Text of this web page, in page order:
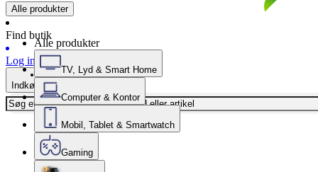
Alle produkter
Find butik
Log ind
Indkøbskurv
Alle produkter
TV, Lyd & Smart Home
Computer & Kontor
Mobil, Tablet & Smartwatch
Gaming